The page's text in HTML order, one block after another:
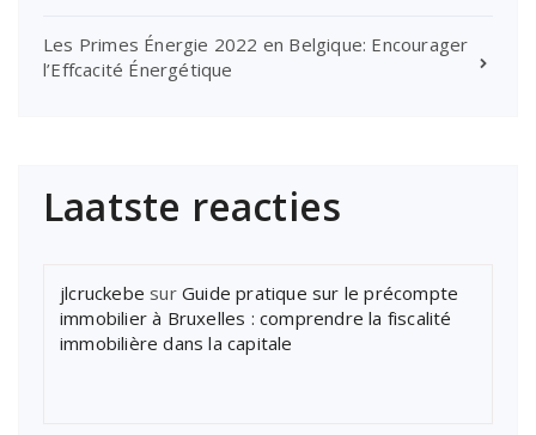
Les Primes Énergie 2022 en Belgique: Encourager
l’Effcacité Énergétique
Laatste reacties
jlcruckebe sur Guide pratique sur le précompte
immobilier à Bruxelles : comprendre la fiscalité
immobilière dans la capitale